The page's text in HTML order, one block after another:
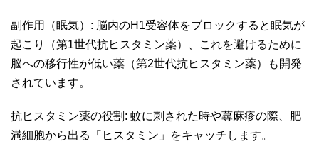
副作用（眠気）: 脳内のH1受容体をブロックすると眠気が
起こり（第1世代抗ヒスタミン薬）、これを避けるために
脳への移行性が低い薬（第2世代抗ヒスタミン薬）も開発
されています。
抗ヒスタミン薬の役割: 蚊に刺された時や蕁麻疹の際、肥
満細胞から出る「ヒスタミン」をキャッチします。